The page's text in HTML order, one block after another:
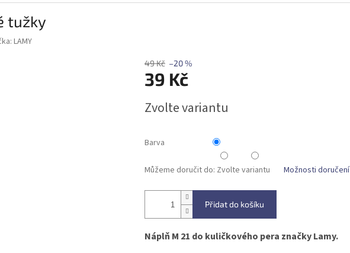
tužky
LAMY
49 Kč –20 %
39 Kč
cena:
Zvolte variantu
Barva
Můžeme doručit do: Zvolte variantu Možnosti doručení
Přidat do košíku
Náplň M 21 do kuličkového pera značky Lamy.